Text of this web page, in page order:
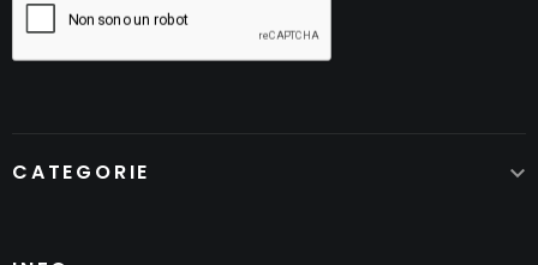
CATEGORIE 